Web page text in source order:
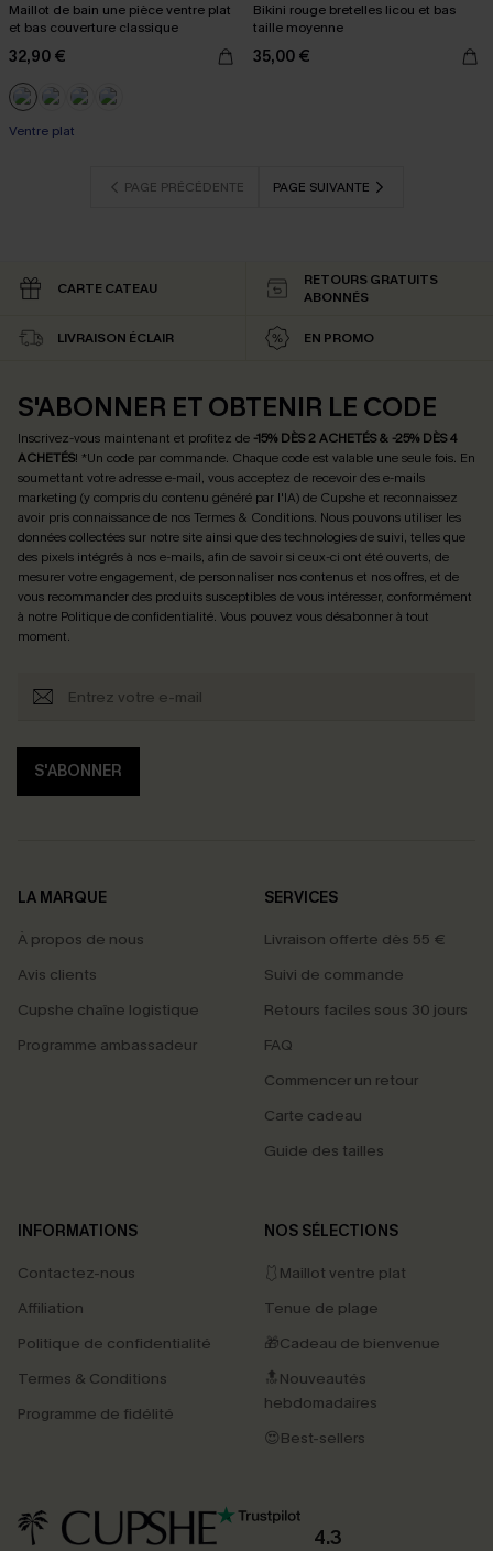
Maillot de bain une pièce ventre plat
et bas couverture classique
32,90 €
Ventre plat
Bikini rouge bretelles licou et bas
taille moyenne
35,00 €
PAGE PRÉCÉDENTE PAGE SUIVANTE
CARTE CATEAU
RETOURS GRATUITS
ABONNÉS
LIVRAISON ÉCLAIR EN PROMO
S'ABONNER ET OBTENIR LE CODE
Inscrivez-vous maintenant et profitez de -15% DÈS 2 ACHETÉS & -25% DÈS 4
ACHETÉS! *Un code par commande. Chaque code est valable une seule fois. En
soumettant votre adresse e-mail, vous acceptez de recevoir des e-mails
marketing (y compris du contenu généré par l'IA) de Cupshe et reconnaissez
avoir pris connaissance de nosTermes & Conditions. Nous pouvons utiliser les
données collectées sur notre site ainsi que des technologies de suivi, telles que
des pixels intégrés à nos e-mails, afin de savoir si ceux-ci ont été ouverts, de
mesurer votre engagement, de personnaliser nos contenus et nos offres, et de
vous recommander des produits susceptibles de vous intéresser, conformément
à notre Politique de confidentialité. Vous pouvez vous désabonner à tout
moment.
S'ABONNER
LA MARQUE
À propos de nous
Avis clients
Cupshe chaîne logistique
Programme ambassadeur
SERVICES
Livraison offerte dès 55 €
Suivi de commande
Retours faciles sous 30 jours
FAQ
Commencer un retour
Carte cadeau
Guide des tailles
INFORMATIONS
Contactez-nous
Affiliation
Politique de confidentialité
Termes & Conditions
Programme de fidélité
NOS SÉLECTIONS
🩱Maillot ventre plat
Tenue de plage
🎁Cadeau de bienvenue
🔝Nouveautés
hebdomadaires
😍Best-sellers
4.3